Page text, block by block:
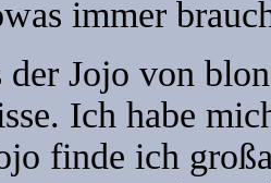
immer
Jojo von
Ich habe
finde ich